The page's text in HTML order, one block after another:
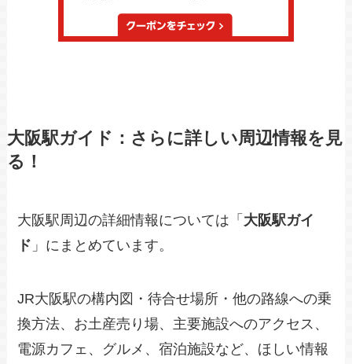
大阪駅ガイド：さらに詳しい周辺情報を見
る！
大阪駅周辺の詳細情報については「 大阪駅ガイ
ド 」にまとめています。
JR大阪駅の構内図・待合せ場所・他の路線への乗
換方法、お土産売り場、主要施設へのアクセス、
電源カフェ、グルメ、宿泊施設など、ほしい情報